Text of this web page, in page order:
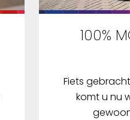
100%
Fiets
komt u nu